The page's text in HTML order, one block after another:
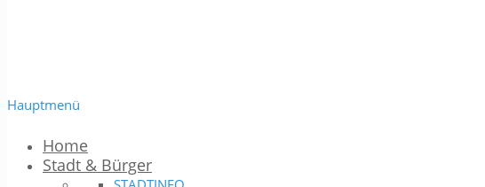
Hauptmenü
Home
Stadt & Bürger